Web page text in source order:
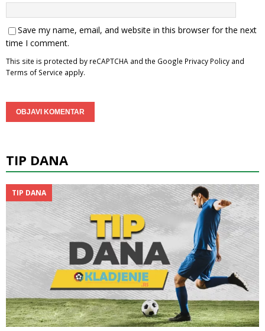
Save my name, email, and website in this browser for the next
time I comment.
This site is protected by reCAPTCHA and the Google Privacy Policy and
Terms of Service apply.
TIP DANA
TIP DANA